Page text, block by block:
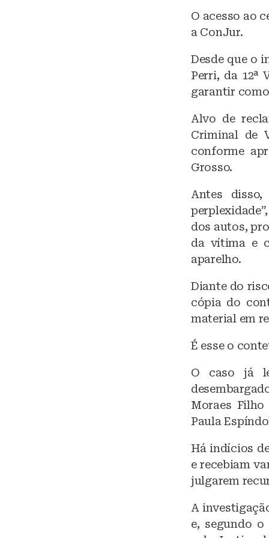
O acesso ao
a ConJur.
Desde que o
Perri, da 12ª
garantir
Alvo de
Criminal de
conforme
Grosso.
Antes
dos autos,
da vítima e
aparelho.
Diante do
cópia do
material em
É esse o
O caso já
Moraes
Paula
Há indícios
e recebiam
julgarem
A
e, segundo